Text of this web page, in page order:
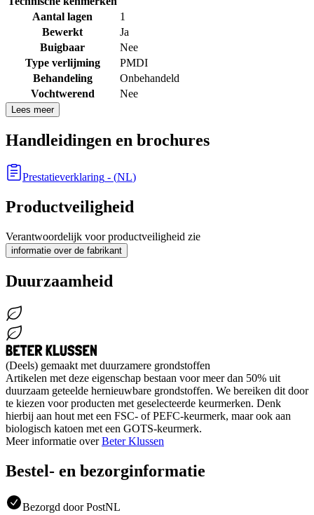
Aantal lagen
1
Bewerkt
Ja
Buigbaar
Nee
Type verlijming
PMDI
Behandeling
Onbehandeld
Vochtwerend
Nee
Lees meer
Handleidingen en brochures
Prestatieverklaring - (NL)
Productveiligheid
Verantwoordelijk voor productveiligheid zie
informatie over de fabrikant
Duurzaamheid
(Deels) gemaakt met duurzamere grondstoffen
Artikelen met deze eigenschap bestaan voor meer dan 50% uit
duurzaam geteelde hernieuwbare grondstoffen. We bereiken dit door
te kiezen voor producten met geselecteerde keurmerken. Denk
hierbij aan hout met een FSC- of PEFC-keurmerk, maar ook aan
biologisch katoen met een GOTS-keurmerk.
Meer informatie overBeter Klussen
Bestel- en bezorginformatie
Bezorgd door PostNL